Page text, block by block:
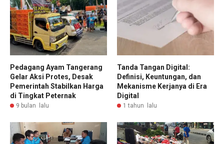
Pedagang Ayam Tangerang
Gelar Aksi Protes, Desak
Pemerintah Stabilkan Harga
di Tingkat Peternak
9 bulan lalu
Tanda Tangan Digital:
Definisi, Keuntungan, dan
Mekanisme Kerjanya di Era
Digital
1 tahun lalu